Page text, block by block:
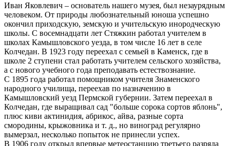
Иван Яковлевич – основатель нашего музея, был незаурядным
человеком. От природы любознательный юноша успешно
окончил приходскую, земскую и учительскую инородческую
школы. С восемнадцати лет Стяжкин работал учителем в
школах Камышловского уезда, в том числе 16 лет в селе
Колчедан. В 1923 году переехал с семьей в Каменск, где в
школе 2 ступени стал работать учителем сельского хозяйства,
а с нового учебного года преподавать естествознание.
С 1895 года работал помощником учителя Знаменского
народного училища, переехав по назначению в
Камышловский уезд Пермской губернии. Затем переехал в
Колчедан, где выращивал сад "больше сорока сортов яблонь",
плюс киви актинидия, абрикос, айва, разные сорта
смородины, крыжовника и т. д., но виноград регулярно
вымерзал, несколько попыток не принесли успех.
В 1906 году открыл впервые метеостанцию третьего разряда